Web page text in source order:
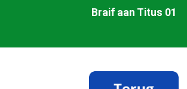
Braif aan Titus 01